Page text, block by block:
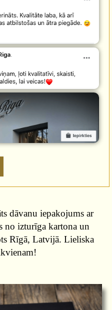
dāvanu iepakojums ar
no izturīga kartona un
Rīgā, Latvijā. Lieliska